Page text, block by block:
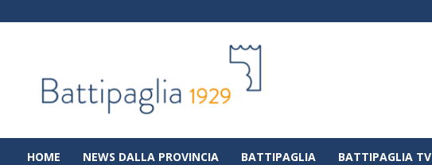
|
Notizie
dalla
città
di
HOME NEWS DALLA PROVINCIA BATTIPAGLIA BATTIPAGLIA TV